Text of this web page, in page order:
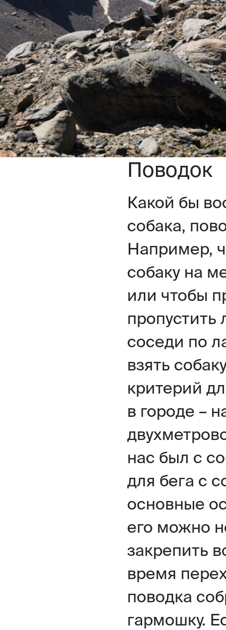
Поводок
Какой бы
собака,
Например,
собаку на
или чтобы
соседи по
взять
критерий
в городе –
нас был с
для бега с
основные
его можно
закрепить
время
поводка
гармошку.